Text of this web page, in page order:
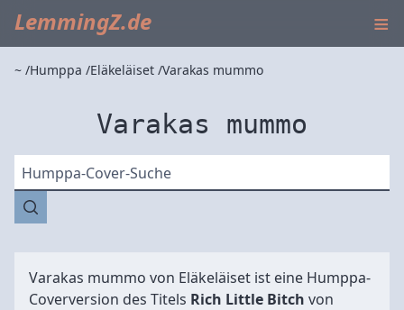
LemmingZ.de ≡
~ Humppa Eläkeläiset Varakas mummo
Varakas mummo
Humppa-Cover-Suche
Varakas mummo von Eläkeläiset ist eine Humppa-
Coverversion des Titels Rich Little Bitch von